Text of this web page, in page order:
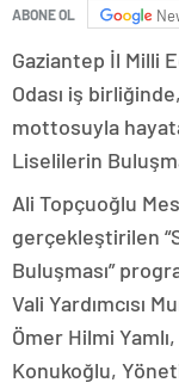
ABONE OL
Gaziantep İl Milli
Odası iş
mottosuyla
Liselilerin
Ali Topçuoğlu
gerçekleştirilen
Buluşması”
Vali Yardımcısı
Ömer Hilmi
Konukoğlu,